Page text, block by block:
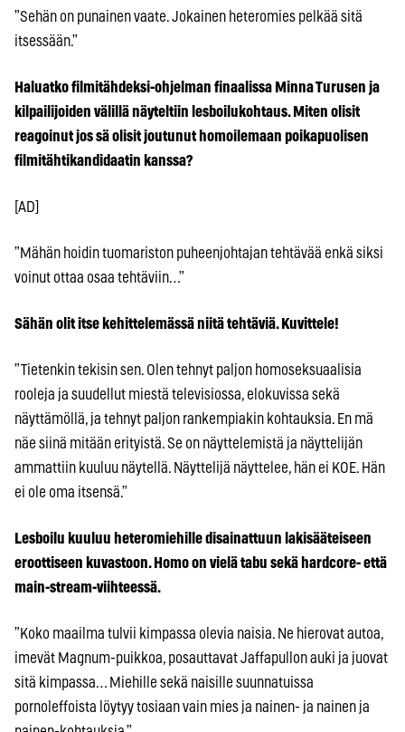
”Sehän on punainen vaate. Jokainen heteromies pelkää sitä
itsessään.”
Haluatko filmitähdeksi-ohjelman finaalissa Minna Turusen ja
kilpailijoiden välillä näyteltiin lesboilukohtaus. Miten olisit
reagoinut jos sä olisit joutunut homoilemaan poikapuolisen
filmitähtikandidaatin kanssa?
[AD]
”Mähän hoidin tuomariston puheenjohtajan tehtävää enkä siksi
voinut ottaa osaa tehtäviin…”
Sähän olit itse kehittelemässä niitä tehtäviä. Kuvittele!
”Tietenkin tekisin sen. Olen tehnyt paljon homoseksuaalisia
rooleja ja suudellut miestä televisiossa, elokuvissa sekä
näyttämöllä, ja tehnyt paljon rankempiakin kohtauksia. En mä
näe siinä mitään erityistä. Se on näyttelemistä ja näyttelijän
ammattiin kuuluu näytellä. Näyttelijä näyttelee, hän ei KOE. Hän
ei ole oma itsensä.”
Lesboilu kuuluu heteromiehille disainattuun lakisääteiseen
eroottiseen kuvastoon. Homo on vielä tabu sekä hardcore- että
main-stream-viihteessä.
”Koko maailma tulvii kimpassa olevia naisia. Ne hierovat autoa,
imevät Magnum-puikkoa, posauttavat Jaffapullon auki ja juovat
sitä kimpassa… Miehille sekä naisille suunnatuissa
pornoleffoista löytyy tosiaan vain mies ja nainen- ja nainen ja